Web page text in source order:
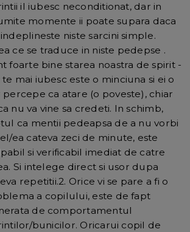
il iubesc neconditionat, dar in
momente ii poate supara daca
niste sarcini simple.
ce se traduce in niste pedepse .
foarte bine starea noastra de spirit -
te mai iubesc este o minciuna si ei o
percepe ca atare (o poveste), chiar
nu va vine sa credeti. In schimb,
ca mentii pedeapsa de a nu vorbi
ea cateva zeci de minute, este
si verificabil imediat de catre
Si intelege direct si usor dupa
repetitii.2. Orice vi se pare a fi o
a copilului, este de fapt
de comportamentul
bunicilor. Oricarui copil de